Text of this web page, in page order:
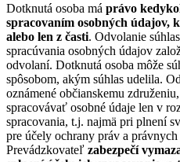
Dotknutá osoba má právo
spracovaním osobných údajov,
alebo len z časti. Odvolanie
spracúvania osobných údajov
odvolaní. Dotknutá osoba môže
spôsobom, akým súhlas udelila.
oznámené občianskemu
spracovávať osobné údaje len v
spracovania, t.j. najmä pri plnení
pre účely ochrany práv a
Prevádzkovateľ zabezpečí